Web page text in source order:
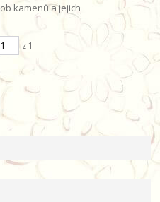
kamenů a jejich
z 1